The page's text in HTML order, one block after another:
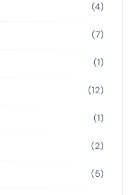
(4)
(7)
(1)
(12)
(1)
(2)
(5)